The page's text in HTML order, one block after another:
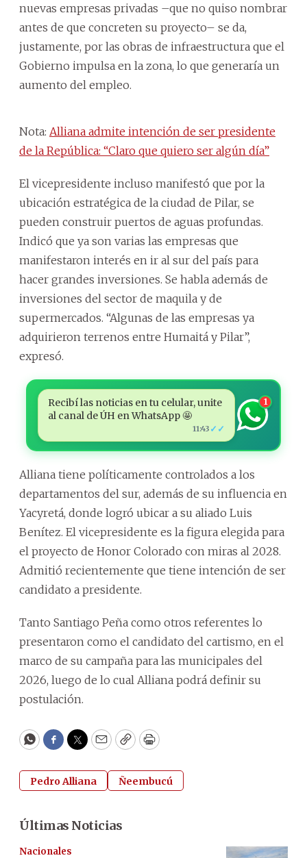
nuevas empresas privadas –que no quiso nombrar
antes de que concreten su proyecto– se da,
justamente, por las obras de infraestructura que el
Gobierno impulsa en la zona, lo que generaría un
aumento del empleo.
Nota: Alliana admite intención de ser presidente
de la República: “Claro que quiero ser algún día”
El vicepresidente incluso manifestó que por la
ubicación estratégica de la ciudad de Pilar, se
pueden construir puertos de aguas profundas.
Indicó que ya son varias las empresas que
manifestaron interés en ir al sur del país para
hacer grandes inversiones. Se habla además de
inversiones del sector de maquila y de
supermercados. “Algunas de las empresas ya
adquirieron terrenos entre Humaitá y Pilar”,
expresó.
Recibí las noticias en tu celular, unite
al canal de ÚH en WhatsApp 🤩
11:43 ✓✓
1
Alliana tiene políticamente controlados a los
departamentos del sur, además de su influencia en
Yacyretá, donde logró ubicar a su aliado Luis
Benítez. El vicepresidente es la figura elegida para
el proyecto de Honor Colorado con miras al 2028.
Admitió recientemente que tiene intención de ser
candidato a presidente.
Tanto Santiago Peña como otros referentes lo
presentaron como el candidato del cartismo, en el
marco de su campaña para las municipales del
2026, luego de lo cual Alliana podrá definir su
postulación.
WhatsApp
Facebook
Twitter
EmailCopyPrint
Pedro Alliana Ñeembucú
Últimas Noticias
Nacionales